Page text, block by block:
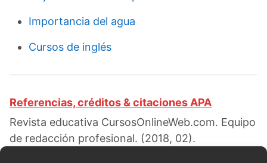
Importancia del agua
Cursos de inglés
Referencias, créditos & citaciones APA
Revista educativa CursosOnlineWeb.com. Equipo
de redacción profesional. (2018, 02).